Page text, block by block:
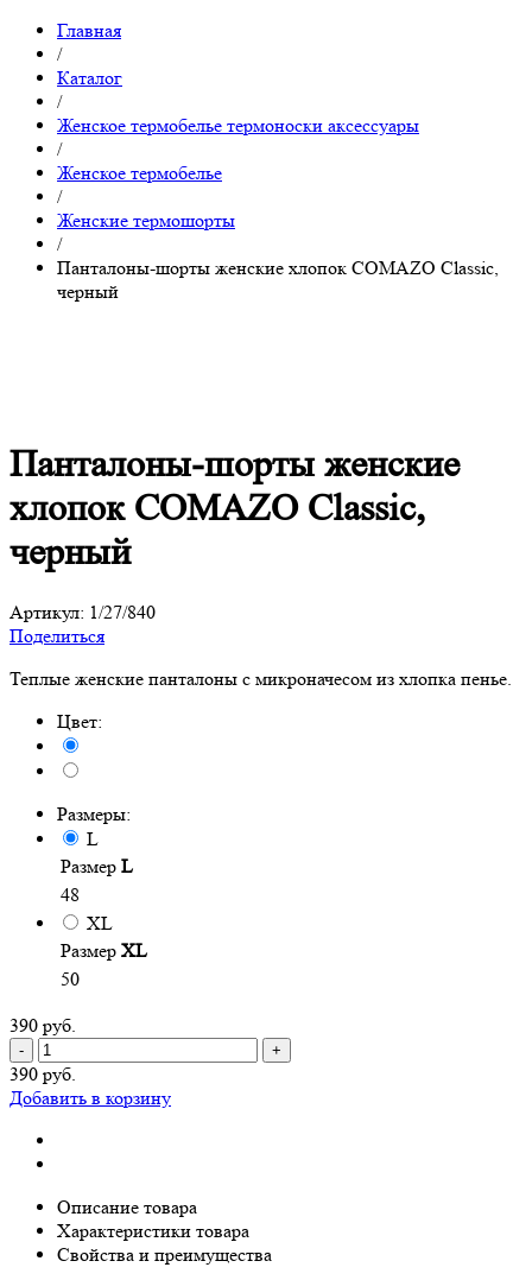
Главная
/
Каталог
/
Женское термобелье термоноски аксессуары
/
Женское термобелье
/
Женские термошорты
/
Панталоны-шорты женские хлопок COMAZO Classic,
черный
Панталоны-шорты женские
хлопок COMAZO Classic,
черный
Артикул: 1/27/840
Поделиться
Теплые женские панталоны с микроначесом из хлопка пенье.
Цвет:
Размеры:
L
Размер L
48
XL
Размер XL
50
390 руб.
- +
390 руб.
Добавить в корзину
Описание товара
Характеристики товара
Свойства и преимущества